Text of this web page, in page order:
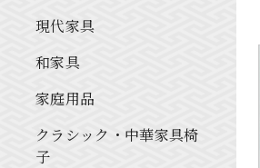
現代家具
和家具
家庭用品
クラシック・中華家具椅
子